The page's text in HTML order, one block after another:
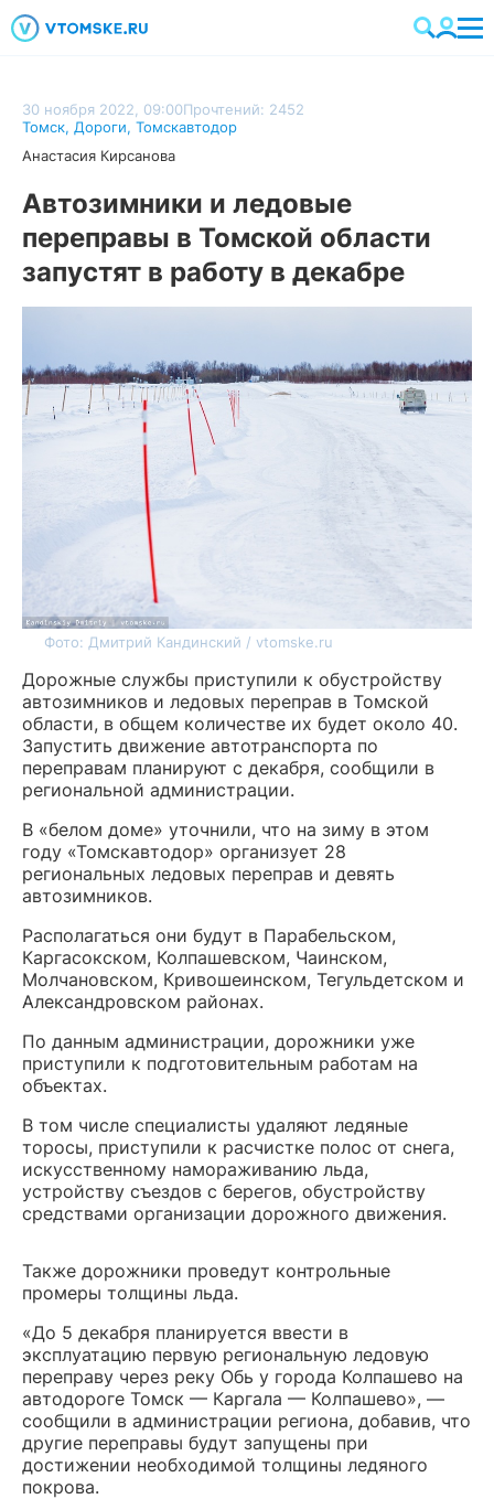
30 ноября 2022, 09:00Прочтений: 2452
Томск, Дороги, Томскавтодор
Анастасия Кирсанова
Автозимники и ледовые
переправы в Томской области
запустят в работу в декабре
Фото: Дмитрий Кандинский / vtomske.ru
Дорожные службы приступили к обустройству
автозимников и ледовых переправ в Томской
области, в общем количестве их будет около 40.
Запустить движение автотранспорта по
переправам планируют с декабря, сообщили в
региональной администрации.
В «белом доме» уточнили, что на зиму в этом
году «Томскавтодор» организует 28
региональных ледовых переправ и девять
автозимников.
Располагаться они будут в Парабельском,
Каргасокском, Колпашевском, Чаинском,
Молчановском, Кривошеинском, Тегульдетском и
Александровском районах.
По данным администрации, дорожники уже
приступили к подготовительным работам на
объектах.
В том числе специалисты удаляют ледяные
торосы, приступили к расчистке полос от снега,
искусственному намораживанию льда,
устройству съездов с берегов, обустройству
средствами организации дорожного движения.
Также дорожники проведут контрольные
промеры толщины льда.
«До 5 декабря планируется ввести в
эксплуатацию первую региональную ледовую
переправу через реку Обь у города Колпашево на
автодороге Томск — Каргала — Колпашево», —
сообщили в администрации региона, добавив, что
другие переправы будут запущены при
достижении необходимой толщины ледяного
покрова.